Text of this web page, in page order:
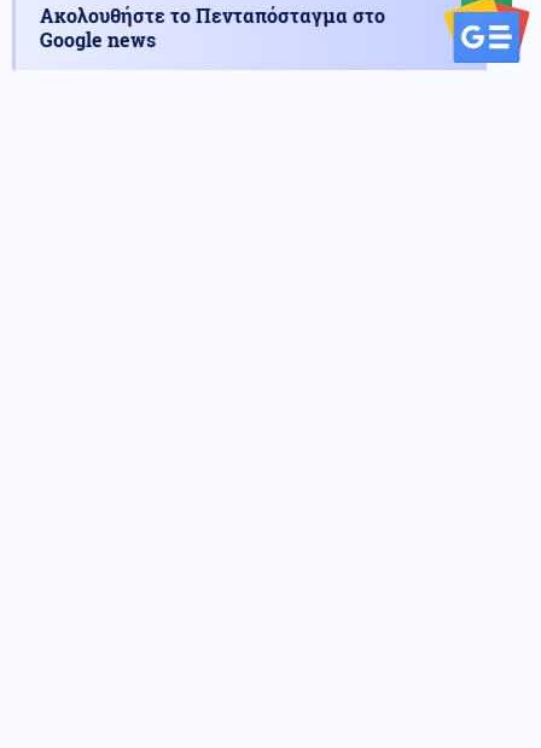
Ακολουθήστε το Πενταπόσταγμα στο
Google news